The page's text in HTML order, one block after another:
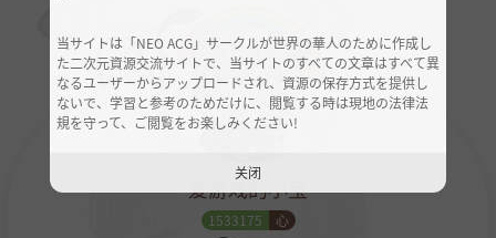
爱游戏的小宝
1533175
心
当サイトは「NEO ACG」サークルが世界の華人のために作成し
た二次元資源交流サイトで、当サイトのすべての文章はすべて異
なるユーザーからアップロードされ、資源の保存方式を提供し
ないで、学習と参考のためだけに、閲覧する時は現地の法律法
規を守って、ご閲覧をお楽しみください!
关闭